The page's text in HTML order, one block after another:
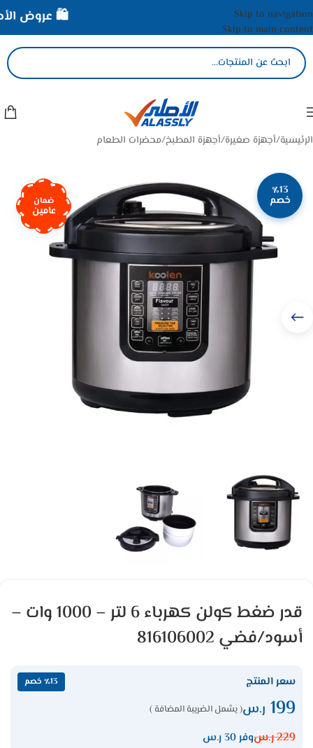
Skip to navigation
Skip to main content
الرئيسية/أجهزة صغيرة/أجهزة المطبخ/محضرات الطعام
٪13
خصم ضمان
عامين
قدر ضغط كولن كهرباء 6 لتر – 1000 وات –
أسود/فضي 816106002
سعر المنتج ٪13 خصم
199 ر.س( يشمل الضريبة المضافة )
229ر.سوفر 30 ر.س
🛍️ عروض